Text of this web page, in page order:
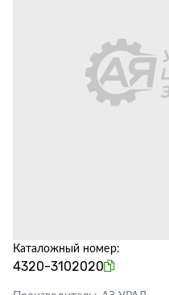
Каталожный номер:
4320-3102020